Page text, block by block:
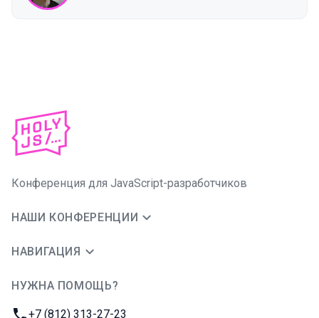
Конференция для JavaScript-разработчиков
НАШИ КОНФЕРЕНЦИИ
НАВИГАЦИЯ
НУЖНА ПОМОЩЬ?
Телефон:
+7 (812) 313-27-23